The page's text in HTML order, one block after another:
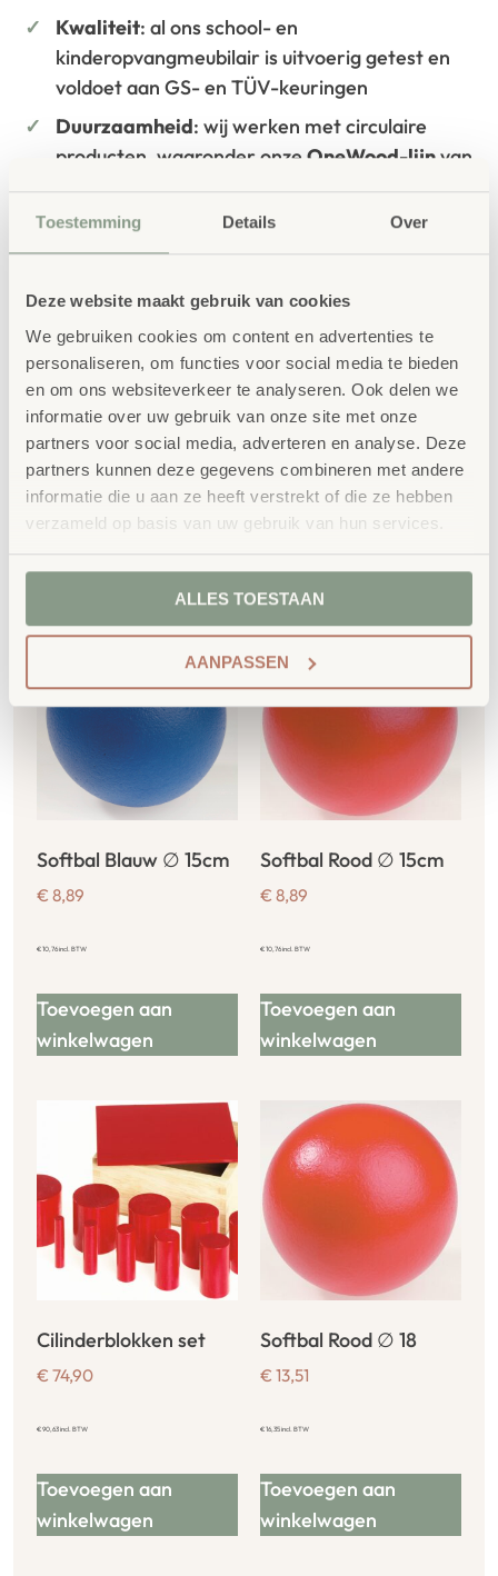
Toestemming Details Over
Deze website maakt gebruik van cookies
We gebruiken cookies om content en advertenties te
personaliseren, om functies voor social media te bieden
en om ons websiteverkeer te analyseren. Ook delen we
informatie over uw gebruik van onze site met onze
partners voor social media, adverteren en analyse. Deze
partners kunnen deze gegevens combineren met andere
informatie die u aan ze heeft verstrekt of die ze hebben
verzameld op basis van uw gebruik van hun services.
ALLES TOESTAAN
AANPASSEN
Kwaliteit: al ons school- en
kinderopvangmeubilair is uitvoerig getest en
voldoet aan GS- en TÜV-keuringen
Duurzaamheid: wij werken met circulaire
producten, waaronder onzeOneWood-lijnvan
100% FSC-gecertificeerd Scandinavisch hout.
Daarnaast zelfs voorzien van het
milieukeurmerk
SKU 3284
Gerelateerde
producten
Softbal Blauw ∅ 15cm
€ 8,89
€10,76incl. BTW
Toevoegen aan
winkelwagen
Softbal Rood ∅ 15cm
€ 8,89
€10,76incl. BTW
Toevoegen aan
winkelwagen
Cilinderblokken set
€ 74,90
€90,63incl. BTW
Toevoegen aan
winkelwagen
Softbal Rood ∅ 18
€ 13,51
€16,35incl. BTW
Toevoegen aan
winkelwagen